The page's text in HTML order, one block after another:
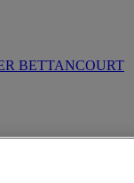
BETTANCOURT